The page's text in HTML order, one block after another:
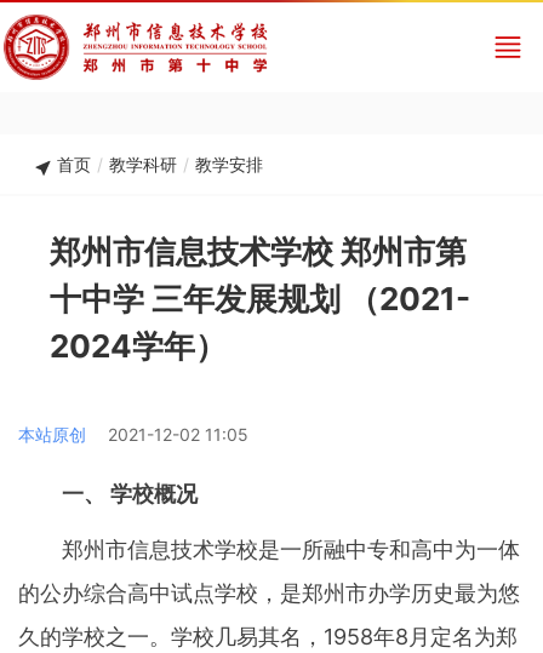
首页 / 教学科研 / 教学安排
郑州市信息技术学校 郑州市第
十中学 三年发展规划 （2021-
2024学年）
本站原创 2021-12-02 11:05
一、 学校概况
郑州市信息技术学校是一所融中专和高中为一体
的公办综合高中试点学校，是郑州市办学历史最为悠
久的学校之一。学校几易其名，1958年8月定名为郑